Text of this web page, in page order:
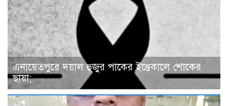
এনায়েতপুরে দয়াল হুজুর পাকের ইন্তেকালে শোকের
ছায়া;